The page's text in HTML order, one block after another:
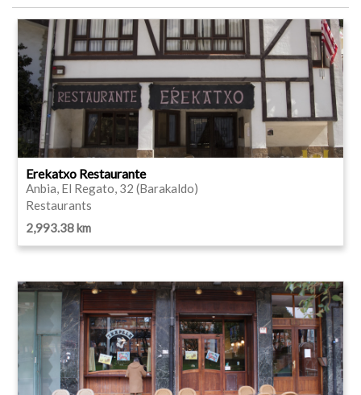
Erekatxo Restaurante
Anbia, El Regato, 32 (Barakaldo)
Restaurants
2,993.38 km